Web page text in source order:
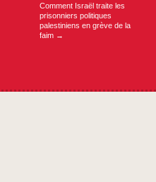
Comment Israël traite les
prisonniers politiques
palestiniens en grève de la
faim →